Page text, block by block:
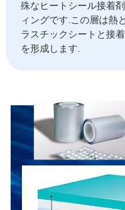
殊なヒートシール接着
ィングです.この層は熱
ラスチックシートと接
を形成します.